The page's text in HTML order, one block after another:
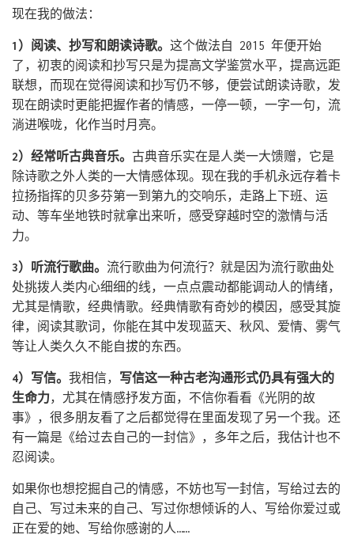
现在我的做法：
1）阅读、抄写和朗读诗歌。 这个做法自 2015 年便开始
了，初衷的阅读和抄写只是为提高文学鉴赏水平，提高远距
联想，而现在觉得阅读和抄写仍不够，便尝试朗读诗歌，发
现在朗读时更能把握作者的情感，一停一顿，一字一句，流
淌进喉咙，化作当时月亮。
2）经常听古典音乐。 古典音乐实在是人类一大馈赠，它是
除诗歌之外人类的一大情感体现。现在我的手机永远存着卡
拉扬指挥的贝多芬第一到第九的交响乐，走路上下班、运
动、等车坐地铁时就拿出来听，感受穿越时空的激情与活
力。
3）听流行歌曲。 流行歌曲为何流行？就是因为流行歌曲处
处挑拨人类内心细细的线，一点点震动都能调动人的情绪，
尤其是情歌，经典情歌。经典情歌有奇妙的模因，感受其旋
律，阅读其歌词，你能在其中发现蓝天、秋风、爱情、雾气
等让人类久久不能自拔的东西。
4）写信。 我相信， 写信这一种古老沟通形式仍具有强大的
生命力，尤其在情感抒发方面，不信你看看《光阴的故
事》，很多朋友看了之后都觉得在里面发现了另一个我。还
有一篇是《给过去自己的一封信》，多年之后，我估计也不
忍阅读。
如果你也想挖掘自己的情感，不妨也写一封信，写给过去的
自己、写过未来的自己、写过你想倾诉的人、写给你爱过或
正在爱的她、写给你感谢的人……